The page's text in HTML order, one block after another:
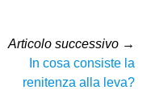
Articolo successivo →
In cosa consiste la
renitenza alla leva?